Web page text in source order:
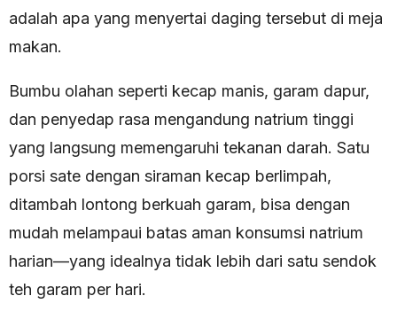
adalah apa yang menyertai daging tersebut di meja
makan.
Bumbu olahan seperti kecap manis, garam dapur,
dan penyedap rasa mengandung natrium tinggi
yang langsung memengaruhi tekanan darah. Satu
porsi sate dengan siraman kecap berlimpah,
ditambah lontong berkuah garam, bisa dengan
mudah melampaui batas aman konsumsi natrium
harian—yang idealnya tidak lebih dari satu sendok
teh garam per hari.